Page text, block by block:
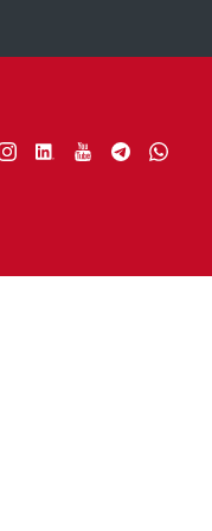
Seguici Seguici SeguiciSeguiciSeguici